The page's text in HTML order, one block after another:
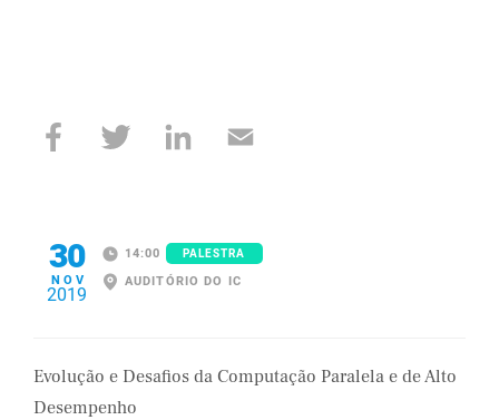
30
NOV
2019
14:00 PALESTRA
AUDITÓRIO DO IC
Evolução e Desafios da Computação Paralela e de Alto
Desempenho